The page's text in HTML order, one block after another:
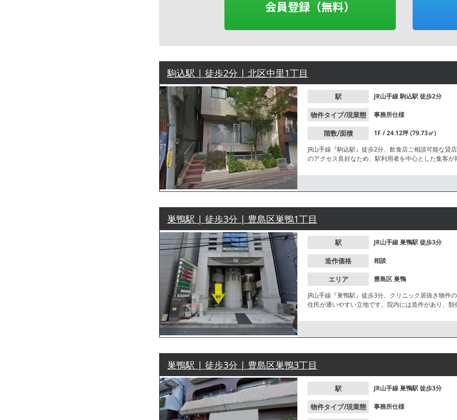
会員登録（無料）
駒込駅 | 徒歩2分 | 北区中里1丁目
駅 JR山手線駒込駅徒歩2分
物件タイプ/現業態 事務所仕様
階数/面積
1F / 24.12坪 (79.73㎡)
JR山手線『駒込駅』徒歩2分、飲食店ご相談可能な
のアクセス良好なため、駅利用者を中心とした集客
巣鴨駅 | 徒歩3分 | 豊島区巣鴨1丁目
駅 JR山手線巣鴨駅徒歩3分
造作価格 相談
エリア 豊島区巣鴨
JR山手線『巣鴨駅』徒歩3分、クリニック居抜き物
住民が通いやすい立地です。院内には造作があり、
巣鴨駅 | 徒歩3分 | 豊島区巣鴨3丁目
駅 JR山手線巣鴨駅徒歩3分
物件タイプ/現業態 事務所仕様